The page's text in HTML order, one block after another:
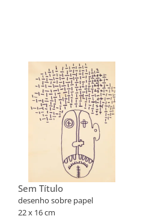
Sem Título
desenho sobre papel
22 x 16 cm